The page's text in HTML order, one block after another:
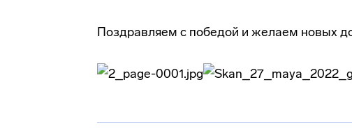
Поздравляем с победой и желаем новых